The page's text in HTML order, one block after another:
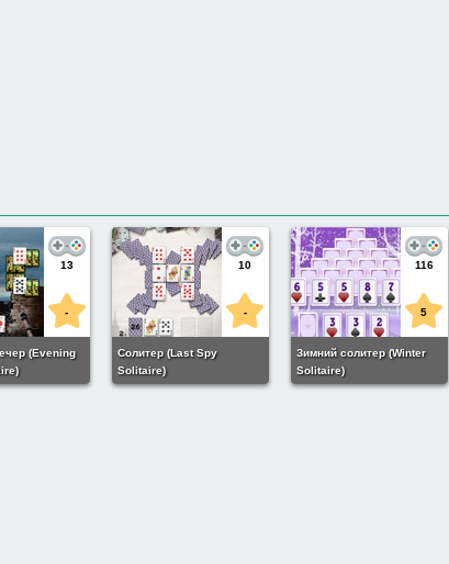
13
-
(Evening
10
-
Солитер (Last Spy
Solitaire)
116
5
Зимний солитер (Winter
Solitaire)